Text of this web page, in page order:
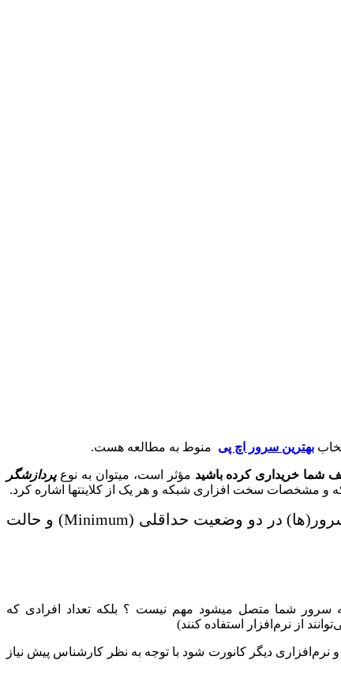
بهترین سرور اچ پی منوط به مطالعه هست.
شما خریداری کرده باشید مؤثر است، می‎توان به نوع
پردازشگر
در این سند طرح پیشنهادی برای همبندی (قرار گرفتن سرور ها کنار هم) و همچنین مشخصات سخت افزاری سرور(ها) در دو وضعیت حداقلی (Minimum) و حالت
سرور شما متصل میشود مهم نیست ؟ بلکه تعداد افرادی که
نرم‌افزاری دیگر کانورت شود با توجه به نظر کارشناس پیش نیاز